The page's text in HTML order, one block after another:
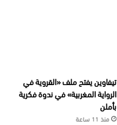
تيفاوين يفتح ملف «القروية في
الرواية المغربية» في ندوة فكرية
بأملن
منذ 11 ساعة